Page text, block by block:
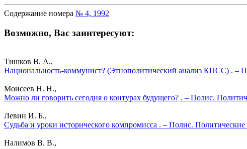
Содержание номера № 4, 1992
Возможно, Вас заинтересуют:
Тишков В. А.,
Национальность-коммунист? (Этнополитический анализ КПСС) . –
Моисеев Н. Н.,
Можно ли говорить сегодня о контурах будущего? . – Полис.
Левин И. Б.,
Судьба и уроки исторического компромисса . – Полис.
Налимов В. В.,